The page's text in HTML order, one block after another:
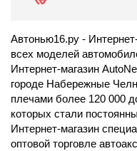
Автонью16.ру -
всех моделей
Интернет-магазин
городе Набережные
плечами более 120 000
которых стали
Интернет-магазин
оптовой торговле